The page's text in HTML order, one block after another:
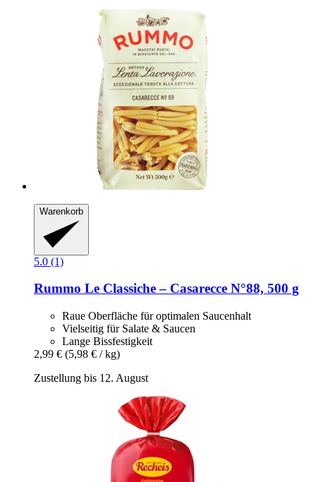
Warenkorb
5.0 (1)
Rummo Le Classiche – Casarecce N°88, 500 g
Raue Oberfläche für optimalen Saucenhalt
Vielseitig für Salate & Saucen
Lange Bissfestigkeit
2,99 € (5,98 € / kg)
Zustellung bis 12. August